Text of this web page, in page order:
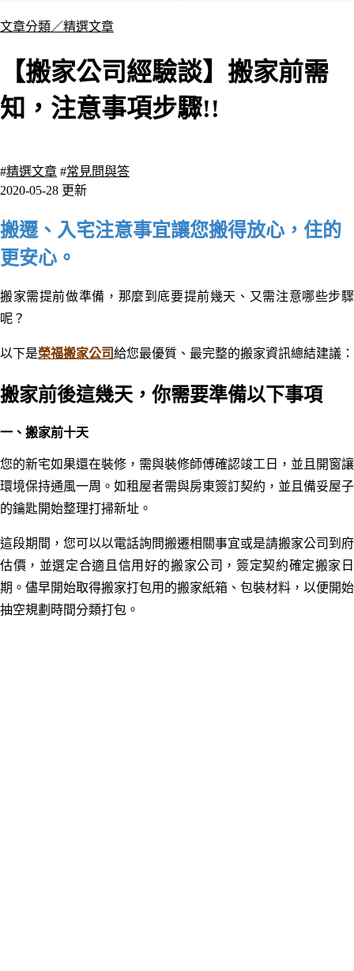
文章分類／精選文章
【搬家公司經驗談】搬家前需
知，注意事項步驟!!
#精選文章 #常見問與答
2020-05-28 更新
搬遷、入宅注意事宜讓您搬得放心，住的
更安心。
搬家需提前做準備，那麼到底要提前幾天、又需注意哪些步驟
呢？
以下是榮福搬家公司給您最優質、最完整的搬家資訊總結建議：
搬家前後這幾天，你需要準備以下事項
一、 搬家前十天
您的新宅如果還在裝修，需與裝修師傅確認竣工日，並且開窗讓
環境保持通風一周。如租屋者需與房東簽訂契約，並且備妥屋子
的鑰匙開始整理打掃新址。
這段期間，您可以以電話詢問搬遷相關事宜或是請搬家公司到府
估價，並選定合適且信用好的搬家公司，簽定契約確定搬家日
期。 儘早開始取得搬家打包用的搬家紙箱 、包裝材料，以便開始
抽空規劃時間分類打包。